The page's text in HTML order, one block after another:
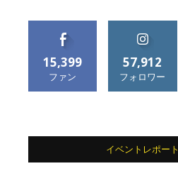
15,399
ファン
57,912
フォロワー
イベントレポート